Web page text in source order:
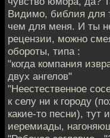
Видимо, библия для
чем для меня. И ты
рецензии, можно
обороты, типа :
"когда компания
двух ангелов"
"Неестественное
к селу ни к городу
какие-то песни), тут
иеремиады,